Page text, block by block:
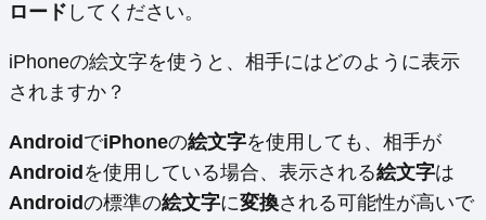
ロード してください。
iPhoneの絵文字を使うと、相手にはどのように表示
されますか？
AndroidでiPhoneの絵文字を使用しても、相手が
Androidを使用している場合、表示される絵文字は
Androidの標準の絵文字に変換される可能性が高いで